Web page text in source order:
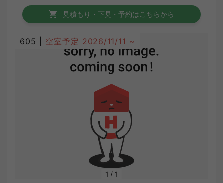
見積もり・下見・予約はこちらから
605 | 空室予定 2026/11/11 ~
1 / 1